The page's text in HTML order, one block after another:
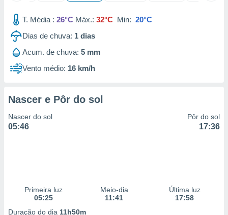
1199
T. Média : 26°C Máx.: 32°C Min: 20°C
Dias de chuva: 1 dias
Acum. de chuva: 5 mm
Vento médio: 16 km/h
Nascer e Pôr do sol
Nascer do sol
05:46
Pôr do sol
17:36
Primeira luz
05:25
Meio-dia
11:41
Última luz
17:58
Duração do dia 11h50m